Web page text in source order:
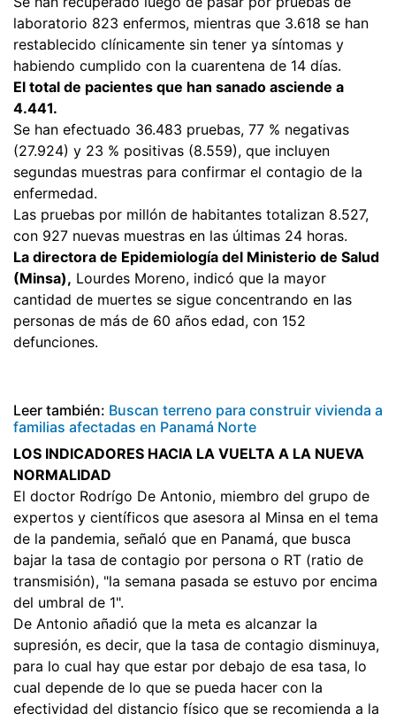
laboratorio 823 enfermos, mientras que 3.618 se han
restablecido clínicamente sin tener ya síntomas y
habiendo cumplido con la cuarentena de 14 días.
El total de pacientes que han sanado asciende a
4.441.
Se han efectuado 36.483 pruebas, 77 % negativas
(27.924) y 23 % positivas (8.559), que incluyen
segundas muestras para confirmar el contagio de la
enfermedad.
Las pruebas por millón de habitantes totalizan 8.527,
con 927 nuevas muestras en las últimas 24 horas.
La directora de Epidemiología del Ministerio de Salud
(Minsa), Lourdes Moreno, indicó que la mayor
cantidad de muertes se sigue concentrando en las
personas de más de 60 años edad, con 152
defunciones.
Leer también: Buscan terreno para construir vivienda a
familias afectadas en Panamá Norte
LOS INDICADORES HACIA LA VUELTA A LA NUEVA
NORMALIDAD
El doctor Rodrígo De Antonio, miembro del grupo de
expertos y científicos que asesora al Minsa en el tema
de la pandemia, señaló que en Panamá, que busca
bajar la tasa de contagio por persona o RT (ratio de
transmisión), "la semana pasada se estuvo por encima
del umbral de 1".
De Antonio añadió que la meta es alcanzar la
supresión, es decir, que la tasa de contagio disminuya,
para lo cual hay que estar por debajo de esa tasa, lo
cual depende de lo que se pueda hacer con la
efectividad del distancio físico que se recomienda a la